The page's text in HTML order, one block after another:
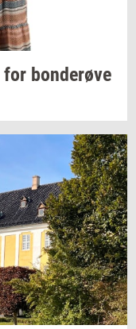
for bon­de­rø­ve